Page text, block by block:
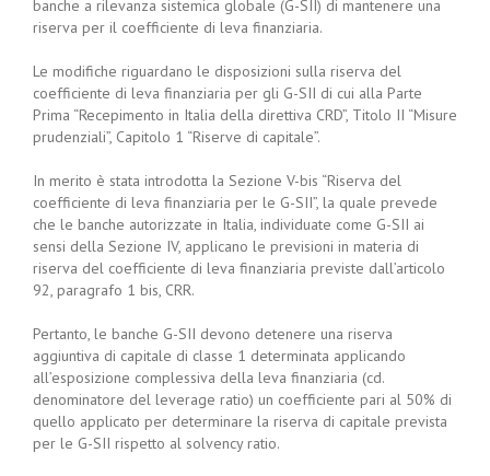
banche a rilevanza sistemica globale (G-SII) di mantenere una
riserva per il coefficiente di leva finanziaria.
Le modifiche riguardano le disposizioni sulla riserva del
coefficiente di leva finanziaria per gli G-SII di cui alla Parte
Prima “Recepimento in Italia della direttiva CRD”, Titolo II “Misure
prudenziali”, Capitolo 1 “Riserve di capitale”.
In merito è stata introdotta la Sezione V-bis “Riserva del
coefficiente di leva finanziaria per le G-SII”, la quale prevede
che le banche autorizzate in Italia, individuate come G-SII ai
sensi della Sezione IV, applicano le previsioni in materia di
riserva del coefficiente di leva finanziaria previste dall’articolo
92, paragrafo 1 bis, CRR.
Pertanto, le banche G-SII devono detenere una riserva
aggiuntiva di capitale di classe 1 determinata applicando
all’esposizione complessiva della leva finanziaria (cd.
denominatore del leverage ratio) un coefficiente pari al 50% di
quello applicato per determinare la riserva di capitale prevista
per le G-SII rispetto al solvency ratio.